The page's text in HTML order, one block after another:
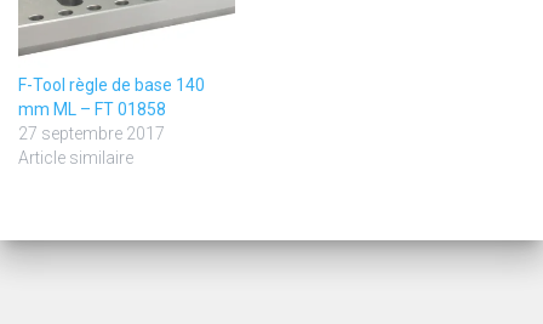
F-Tool règle de base 140
mm ML – FT 01858
27 septembre 2017
Article similaire